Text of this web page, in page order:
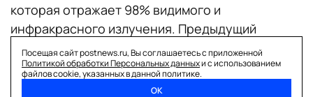
которая отражает 98% видимого и
инфракрасного излучения. Предыдущий
рекорд — до 95%.
Главной целью работы ученых было не создать
идеально белый цвет, а сэкономить с его
Посещая сайт postnews.ru, Вы соглашаетесь с приложенной
Политикой обработки Персональных данныхи с использованием
файлов cookie, указанных в данной политике.
ОК